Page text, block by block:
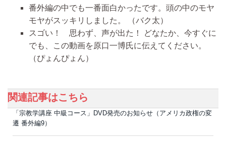
番外編の中でも一番面白かったです。頭の中のモヤ
モヤがスッキリしました。
（バク太）
スゴい！ 思わず、声が出た！ どなたか、今すぐに
でも、この動画を原口一博氏に伝えてください。
（ぴょんぴょん）
関連記事はこちら
「宗教学講座 中級コース」DVD発売のお知らせ（アメリカ政権の変
遷 番外編9）